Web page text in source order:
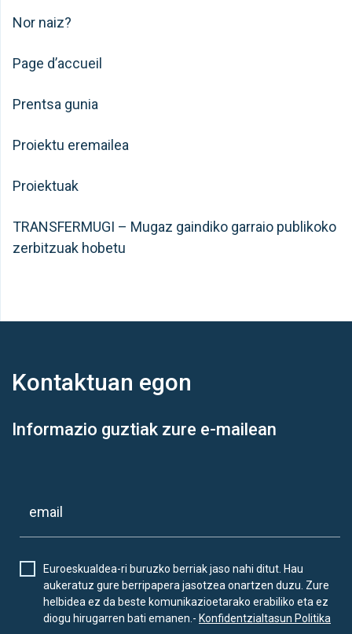
Nor naiz?
Page d’accueil
Prentsa gunia
Proiektu eremailea
Proiektuak
TRANSFERMUGI – Mugaz gaindiko garraio publikoko
zerbitzuak hobetu
Kontaktuan egon
Informazio guztiak zure e-mailean
Euroeskualdea-ri buruzko berriak jaso nahi ditut. Hau
aukeratuz gure berripapera jasotzea onartzen duzu. Zure
helbidea ez da beste komunikazioetarako erabiliko eta ez
diogu hirugarren bati emanen.- Konfidentzialtasun Politika